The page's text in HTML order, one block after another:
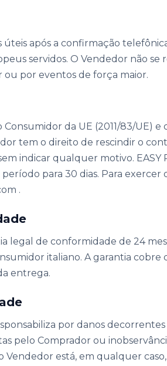
após a confirmação
servidos. O Vendedor não se
ou por eventos de força maior.
da UE (2011/83/UE) e
tem o direito de rescindir o
indicar qualquer motivo. EASY
para 30 dias. Para exercer
.
legal de conformidade de 24
italiano. A garantia cobre
entrega.
por danos
pelo Comprador ou
Vendedor está, em qualquer